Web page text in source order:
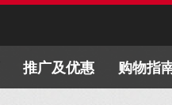
推广及优惠 购物指